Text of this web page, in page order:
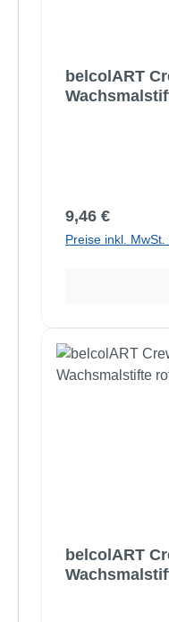
belcolART
Regulärer
9,46 €
Preise inkl.
belcolART